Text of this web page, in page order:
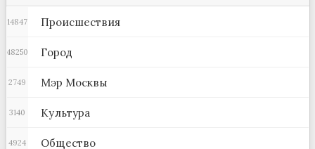
Происшествия
14847
Город
48250
Мэр Москвы
2749
Культура
3140
Общество
4924